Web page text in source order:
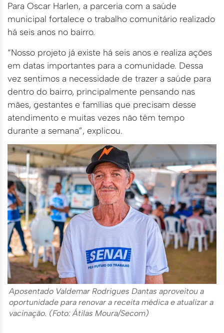
Para Oscar Harlen, a parceria com a saúde
municipal fortalece o trabalho comunitário realizado
há seis anos no bairro.
“Nosso projeto já existe há seis anos e realiza ações
em datas importantes para a comunidade. Dessa
vez sentimos a necessidade de trazer a saúde para
dentro do bairro, principalmente pensando nas
mães, gestantes e famílias que precisam desse
atendimento e muitas vezes não têm tempo
durante a semana”, explicou.
Aposentado Valdemar Rodrigues Dantas aproveitou a
oportunidade para renovar a receita médica e atualizar a
vacinação. (Foto: Átilas Moura/Secom)